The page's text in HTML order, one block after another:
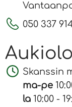
050 337
Skanssin
ma-pe
la 10:00 -